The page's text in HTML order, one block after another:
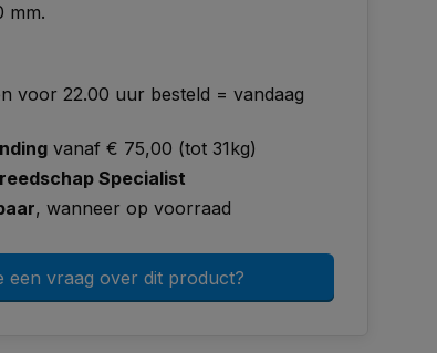
mm.
voor 22.00 uur besteld = vandaag
vanaf € 75,00 (tot 31kg)
Specialist
, wanneer op voorraad
een vraag over dit product?